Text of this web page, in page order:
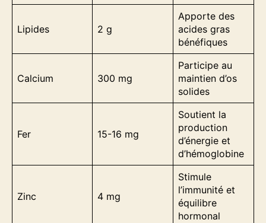
Lipides 2 g
Apporte des
acides gras
bénéfiques
Calcium 300 mg
Participe au
maintien d’os
solides
Fer 15-16 mg
Soutient la
production
d’énergie et
d’hémoglobine
Zinc 4 mg
Stimule
l’immunité et
équilibre
hormonal